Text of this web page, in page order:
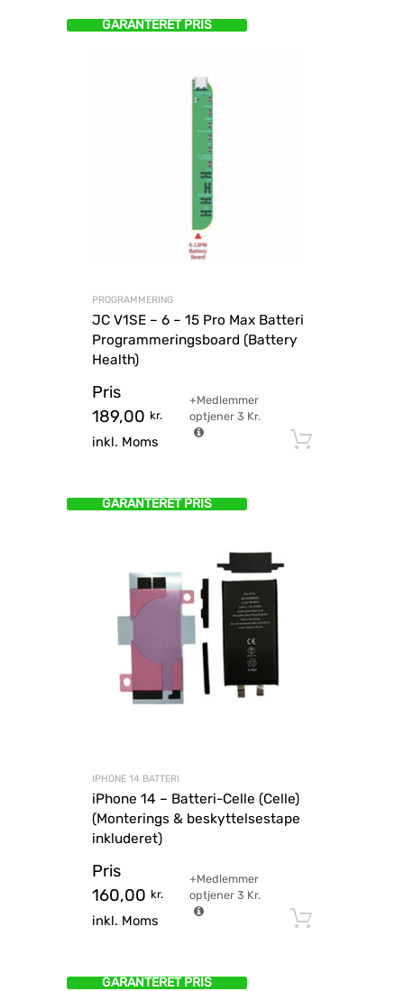
GARANTERET PRIS
PROGRAMMERING
JC V1SE – 6 – 15 Pro Max Batteri
Programmeringsboard (Battery
Health)
Pris
189,00 kr.
inkl. Moms
+Medlemmer
optjener 3 Kr.
GARANTERET PRIS
IPHONE 14 BATTERI
iPhone 14 – Batteri-Celle (Celle)
(Monterings & beskyttelsestape
inkluderet)
Pris
160,00 kr.
inkl. Moms
+Medlemmer
optjener3 Kr.
GARANTERET PRIS